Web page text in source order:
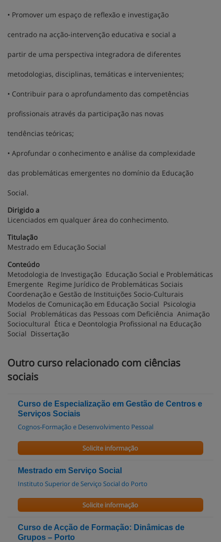
• Promover um espaço de reflexão e investigação
centrado na acção-intervenção educativa e social a
partir de uma perspectiva integradora de diferentes
metodologias, disciplinas, temáticas e intervenientes;
• Contribuir para o aprofundamento das competências
profissionais através da participação nas novas
tendências teóricas;
• Aprofundar o conhecimento e análise da complexidade
das problemáticas emergentes no domínio da Educação
Social.
Dirigido a
Licenciados em qualquer área do conhecimento.
Titulação
Mestrado em Educação Social
Conteúdo
Metodologia de Investigação Educação Social e Problemáticas
Emergente Regime Jurídico de Problemáticas Sociais
Coordenação e Gestão de Instituições Socio-Culturais
Modelos de Comunicação em Educação Social Psicologia
Social Problemáticas das Pessoas com Deficiência Animação
Sociocultural Ética e Deontologia Profissional na Educação
Social Dissertação
Outro curso relacionado com ciências
sociais
Curso de Especialização em Gestão de Centros e
Serviços Sociais
Cognos-Formação e Desenvolvimento Pessoal
Solicite informação
Mestrado em Serviço Social
Instituto Superior de Serviço Social do Porto
Solicite informação
Curso de Acção de Formação: Dinâmicas de
Grupos – Porto